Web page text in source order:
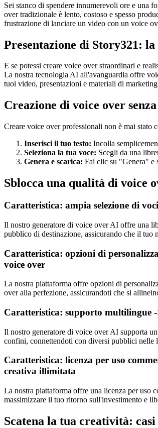
Sei stanco di spendere innumerevoli ore e una
over tradizionale è lento, costoso e spesso
frustrazione di lanciare un video con un voice
Presentazione di Story321:
E se potessi creare voice over straordinari e
La nostra tecnologia AI all'avanguardia offre
tuoi video, presentazioni e materiali di
Creazione di voice over
Creare voice over professionali non è mai
Inserisci il tuo testo: Incolla
Seleziona la tua voce: Scegli da una
Genera e scarica: Fai clic su "Genera" e
Sblocca una qualità di voice
Caratteristica: ampia selezione di
Il nostro generatore di voice over AI offre una
pubblico di destinazione, assicurando che il tuo
Caratteristica: opzioni di
voice over
La nostra piattaforma offre opzioni di
over alla perfezione, assicurandoti che si
Caratteristica: supporto multilingue
Il nostro generatore di voice over AI supporta
confini, connettendoti con diversi pubblici nelle
Caratteristica: licenza per uso
creativa illimitata
La nostra piattaforma offre una licenza per uso
massimizzare il tuo ritorno sull'investimento e
Scatena la tua creatività: